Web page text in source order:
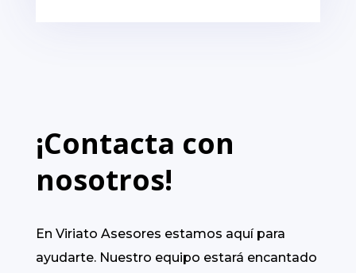
¡Contacta con
nosotros!
En Viriato Asesores estamos aquí para
ayudarte. Nuestro equipo estará encantado